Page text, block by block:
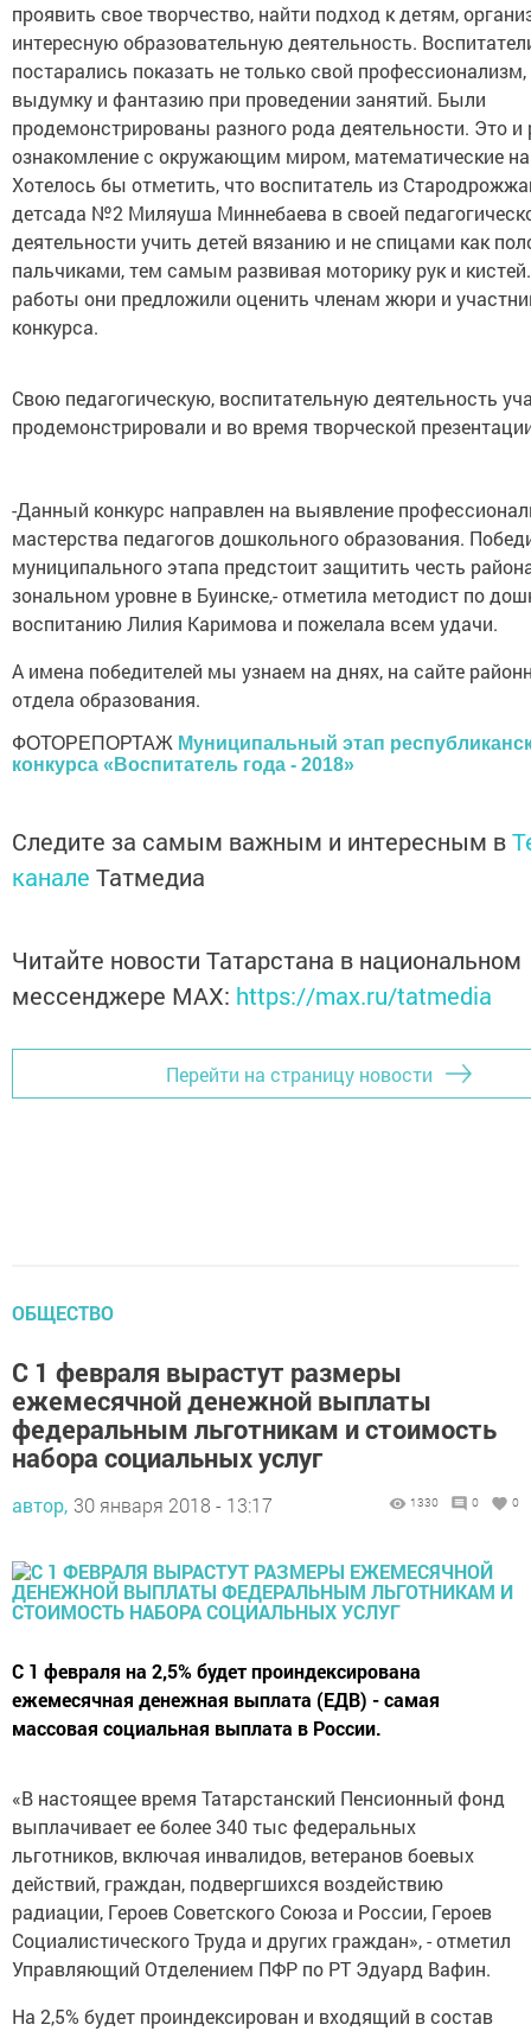
проявить свое творчество, найти подход к детям,
интересную образовательную деятельность.
постарались показать не только свой профессионализм,
выдумку и фантазию при проведении занятий. Были
продемонстрированы разного рода деятельности. Это и
ознакомление с окружающим миром, математические
Хотелось бы отметить, что воспитатель из
детсада №2 Миляуша Миннебаева в своей
деятельности учить детей вязанию и не спицами как
пальчиками, тем самым развивая моторику рук и
работы они предложили оценить членам жюри и
конкурса.
Свою педагогическую, воспитательную деятельность
продемонстрировали и во время творческой
-Данный конкурс направлен на выявление
мастерства педагогов дошкольного образования.
муниципального этапа предстоит защитить честь
зональном уровне в Буинске,- отметила методист по
воспитанию Лилия Каримова и пожелала всем удачи.
А имена победителей мы узнаем на днях, на сайте
отдела образования.
ФОТОРЕПОРТАЖ Муниципальный этап
конкурса «Воспитатель года - 2018»
Следите за самым важным и интересным в
канале Татмедиа
Читайте новости Татарстана в национальном
мессенджере MАХ: https://max.ru/tatmedia
Перейти на страницу новости
ОБЩЕСТВО
С 1 февраля вырастут размеры
ежемесячной денежной выплаты
федеральным льготникам и стоимость
набора социальных услуг
автор, 30 января 2018 - 13:17 1330 0 0
С 1 февраля на 2,5% будет проиндексирована
ежемесячная денежная выплата (ЕДВ) - самая
массовая социальная выплата в России.
«В настоящее время Татарстанский Пенсионный фонд
выплачивает ее более 340 тыс федеральных
льготников, включая инвалидов, ветеранов боевых
действий, граждан, подвергшихся воздействию
радиации, Героев Советского Союза и России, Героев
Социалистического Труда и других граждан», - отметил
Управляющий Отделением ПФР по РТ Эдуард Вафин.
На 2,5% будет проиндексирован и входящий в состав